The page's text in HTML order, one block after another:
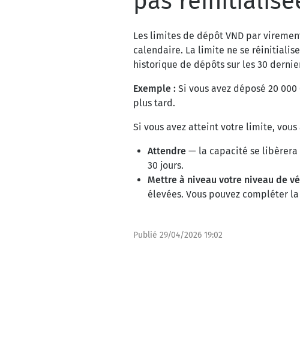
Les limites de dépôt VND par
calendaire. La limite ne se
historique de dépôts sur les 30
Exemple : Si vous avez déposé 20
plus tard.
Si vous avez atteint votre limite, vous
Attendre — la capacité se libèrera
30 jours.
Mettre à niveau votre niveau de
élevées. Vous pouvez compléter
Publié 29/04/2026 19:02